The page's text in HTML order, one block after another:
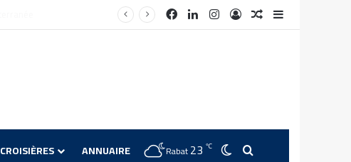
FacebookLinkedinInstagramConnexionArticle Aléatoire
CROISIÈRES ANNUAIRE Rabat23 ℃ Switch skin
Rechercher